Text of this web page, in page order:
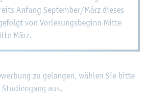
An­fang Sep­tem­ber/März die­ses
von Vor­le­sungs­be­ginn Mitte
März.
zu ge­lan­gen, wäh­len Sie bitte
aus.